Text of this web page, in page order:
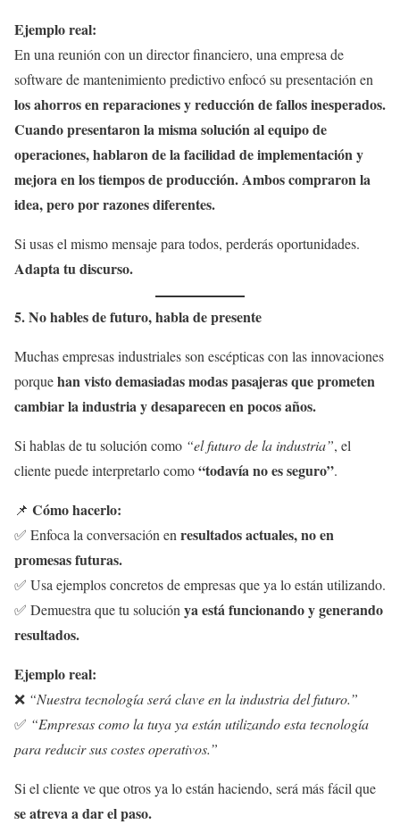
Ejemplo real:
En una reunión con un director financiero, una empresa de
software de mantenimiento predictivo enfocó su presentación en
los ahorros en reparaciones y reducción de fallos inesperados.
Cuando presentaron la misma solución al equipo de
operaciones, hablaron de la facilidad de implementación y
mejora en los tiempos de producción. Ambos compraron la
idea, pero por razones diferentes.
Si usas el mismo mensaje para todos, perderás oportunidades.
Adapta tu discurso.
5. No hables de futuro, habla de presente
Muchas empresas industriales son escépticas con las innovaciones
porquehan visto demasiadas modas pasajeras que prometen
cambiar la industria y desaparecen en pocos años.
Si hablas de tu solución como “el futuro de la industria”, el
cliente puede interpretarlo como“todavía no es seguro”.
📌 Cómo hacerlo:
✅ Enfoca la conversación en resultados actuales, no en
promesas futuras.
✅ Usa ejemplos concretos de empresas que ya lo están utilizando.
✅ Demuestra que tu solución ya está funcionando y generando
resultados.
Ejemplo real:
❌ “Nuestra tecnología será clave en la industria del futuro.”
✅ “Empresas como la tuya ya están utilizando esta tecnología
para reducir sus costes operativos.”
Si el cliente ve que otros ya lo están haciendo, será más fácil que
se atreva a dar el paso.